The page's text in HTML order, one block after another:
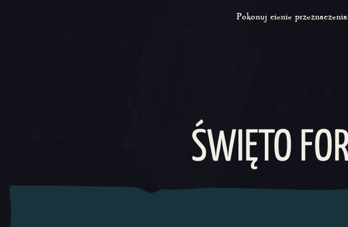
Pokonuj cienie
ŚWIĘTO